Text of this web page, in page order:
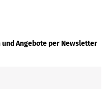
und Angebote per Newsletter